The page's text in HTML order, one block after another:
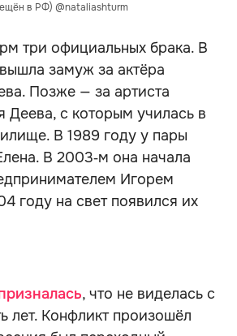
в РФ) @nataliashturm
три официальных брака. В
замуж за актёра
Позже — за артиста
Деева, с которым училась в
В 1989 году у пары
В 2003‑м она начала
Игорем
году на свет появился их
, что не виделась с
лет. Конфликт произошёл